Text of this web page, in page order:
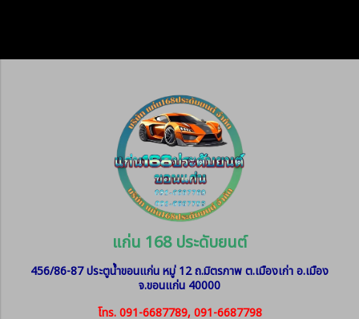
แก่น 168 ประดับยนต์
456/86-87 ประตูน้ำขอนแก่น หมู่ 12ถ.มิตรภาพ ต.เมืองเก่า อ.เมือง
จ.ขอนแก่น 40000
โทร. 091-6687789, 091-6687798